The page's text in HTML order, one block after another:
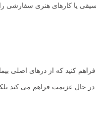
یا کارهای هنری سفارشی را
کنید که از درهای اصلی
در حال عزیمت فراهم می کند